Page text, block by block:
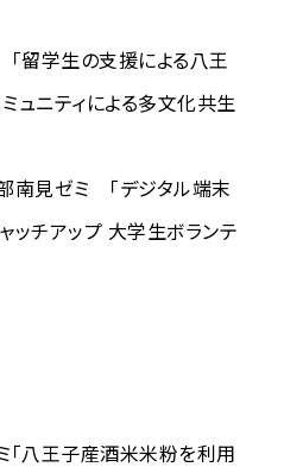
留学生の支援による八王
ュニティによる多文化共生
南見ゼミ 「デジタル端末
ッチアップ 大学生ボランテ
八王子産酒米米粉を利用